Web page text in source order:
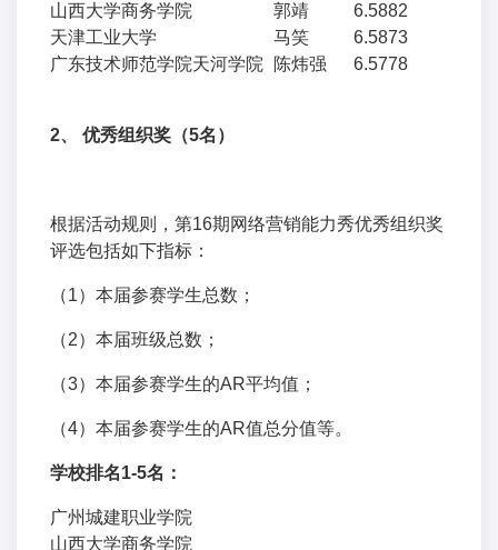
山西大学商务学院
郭靖
6.5882
天津工业大学
马笑
6.5873
广东技术师范学院天河学院
陈炜强 6.5778
2、 优秀组织奖（5名）
根据活动规则，第16期网络营销能力秀优秀组织奖
评选包括如下指标：
（1）本届参赛学生总数；
（2）本届班级总数；
（3）本届参赛学生的AR平均值；
（4）本届参赛学生的AR值总分值等。
学校排名1-5名：
广州城建职业学院
山西大学商务学院